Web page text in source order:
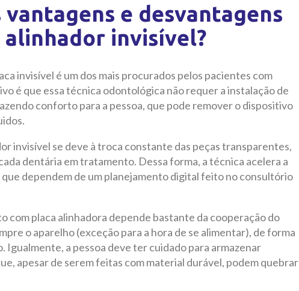
vantagens e desvantagens
invisível?
invisível é um dos mais procurados pelos pacientes com
é que essa técnica odontológica não requer a instalação de
conforto para a pessoa, que pode remover o dispositivo
invisível se deve à troca constante das peças transparentes,
dentária em tratamento. Dessa forma, a técnica acelera a
dependem de um planejamento digital feito no consultório
com placa alinhadora depende bastante da cooperação do
o aparelho (exceção para a hora de se alimentar), de forma
Igualmente, a pessoa deve ter cuidado para armazenar
apesar de serem feitas com material durável, podem quebrar